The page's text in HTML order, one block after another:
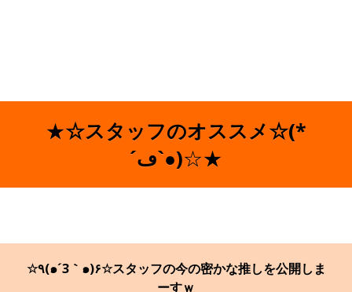
★☆スタッフのオススメ☆(*
´ڡ`●)☆★
☆٩(๑´3｀๑)۶☆スタッフの今の密かな推しを公開しま
ーすｗ